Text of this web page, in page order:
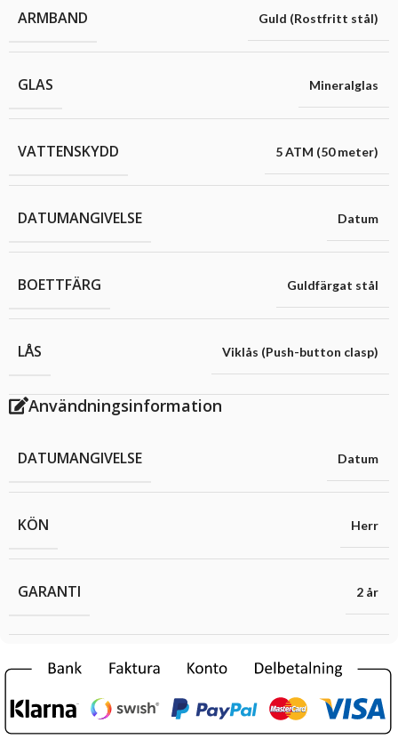
ARMBAND Guld (Rostfritt stål)
GLAS Mineralglas
VATTENSKYDD 5 ATM (50 meter)
DATUMANGIVELSE Datum
BOETTFÄRG Guldfärgat stål
LÅS Viklås (Push-button clasp)
Användningsinformation
DATUMANGIVELSE Datum
KÖN Herr
GARANTI 2 år